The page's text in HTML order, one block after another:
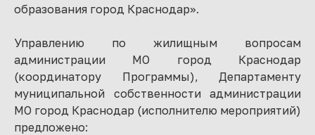
образования город Краснодар».
Управлению по жилищным вопросам
администрации МО город Краснодар
(координатору Программы), Департаменту
муниципальной собственности администрации
МО город Краснодар (исполнителю мероприятий)
предложено: